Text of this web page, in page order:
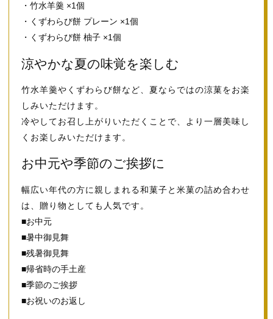
・竹水羊羹 ×1個
・くずわらび餅 プレーン ×1個
・くずわらび餅 柚子 ×1個
涼やかな夏の味覚を楽しむ
竹水羊羹やくずわらび餅など、夏ならではの涼菓をお楽
しみいただけます。
冷やしてお召し上がりいただくことで、より一層美味し
くお楽しみいただけます。
お中元や季節のご挨拶に
幅広い年代の方に親しまれる和菓子と米菓の詰め合わせ
は、贈り物としても人気です。
■お中元
■暑中御見舞
■残暑御見舞
■帰省時の手土産
■季節のご挨拶
■お祝いのお返し